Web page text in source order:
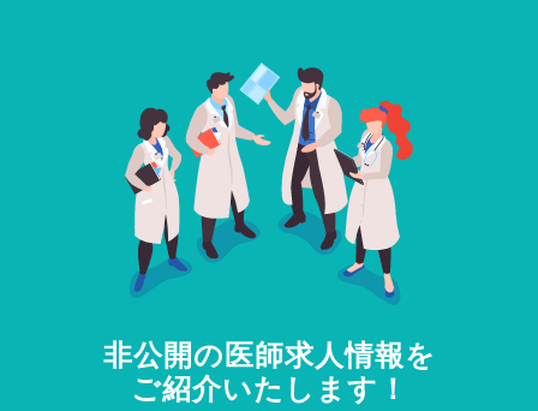
非公開の医師求人情報を
ご紹介いたします！